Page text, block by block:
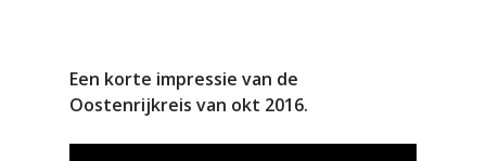
Een korte impressie van de
Oostenrijkreis van okt 2016.